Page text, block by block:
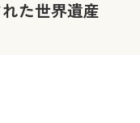
た世界遺産